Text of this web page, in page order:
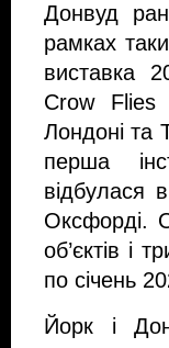
Донвуд
рамках
виставка
Crow
Лондоні та
перша
відбулася
Оксфорді.
об’єктів і
по січень
Йорк і